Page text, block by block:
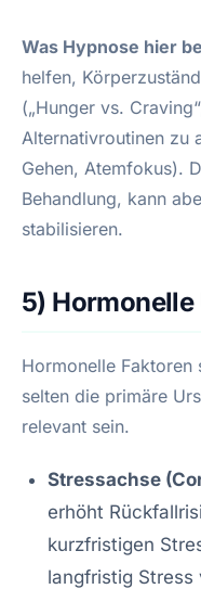
Was Hypnose hier
helfen,
(„Hunger vs.
Alternativroutinen zu
Gehen, Atemfokus).
Behandlung, kann
stabilisieren.
5) Hormonelle
Hormonelle Faktoren
selten die primäre
relevant sein.
Stressachse
erhöht
kurzfristigen
langfristig Stress